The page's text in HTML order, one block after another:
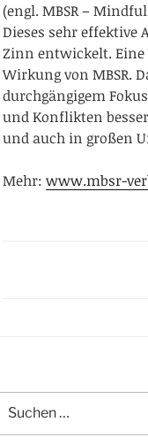
(engl. MBSR –
Dieses sehr effektive
Zinn entwickelt. Eine
Wirkung von MBSR.
durchgängigem
und Konflikten
und auch in großen
Mehr: www.mbsr-
nach: